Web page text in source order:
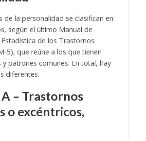
de la personalidad se clasifican en
según el último Manual de
de los Trastornos
5), que reúne a los que tienen
y patrones comunes. En total, hay
diferentes.
A – Trastornos
o excéntricos,